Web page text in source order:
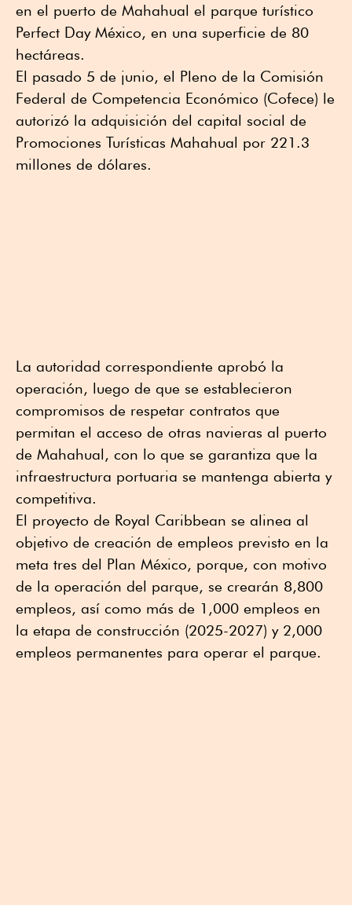
en el puerto de Mahahual el parque turístico
Perfect Day México, en una superficie de 80
hectáreas.
El pasado 5 de junio, el Pleno de la Comisión
Federal de Competencia Económico (Cofece) le
autorizó la adquisición del capital social de
Promociones Turísticas Mahahual por 221.3
millones de dólares.
La autoridad correspondiente aprobó la
operación, luego de que se establecieron
compromisos de respetar contratos que
permitan el acceso de otras navieras al puerto
de Mahahual, con lo que se garantiza que la
infraestructura portuaria se mantenga abierta y
competitiva.
El proyecto de Royal Caribbean se alinea al
objetivo de creación de empleos previsto en la
meta tres del Plan México, porque, con motivo
de la operación del parque, se crearán 8,800
empleos, así como más de 1,000 empleos en
la etapa de construcción (2025-2027) y 2,000
empleos permanentes para operar el parque.